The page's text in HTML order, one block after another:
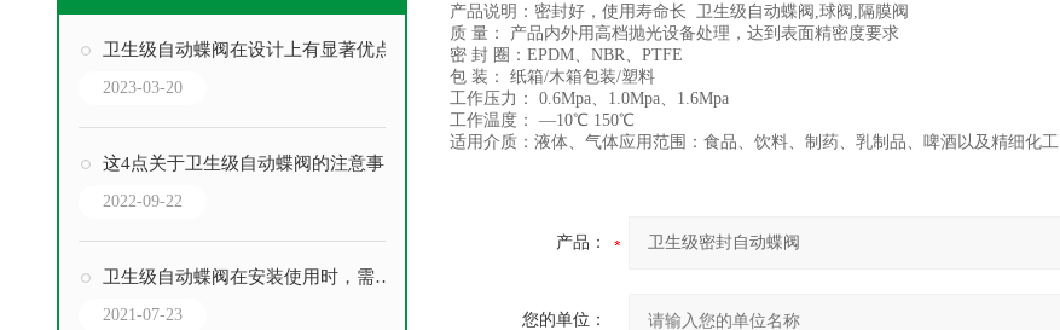
卫生级自动蝶阀在设计上有显著优点
2023-03-20
这4点关于卫生级自动蝶阀的注意事项，你一定要牢记于心
2022-09-22
卫生级自动蝶阀在安装使用时，需要注意这三点重要事项
2021-07-23
产品说明：密封好，使用寿命长 卫生级自动蝶阀,球阀,隔膜阀
质 量： 产品内外用高档抛光设备处理，达到表面精密度要求
密 封 圈：EPDM、NBR、PTFE
包 装： 纸箱/木箱包装/塑料
工作压力： 0.6Mpa、1.0Mpa、1.6Mpa
工作温度： —10℃ 150℃
适用介质：液体、气体应用范围：食品、饮料、制药、乳制品、啤酒以及精细化工
产品：
您的单位：